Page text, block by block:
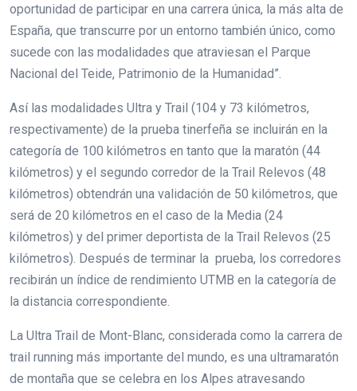
oportunidad de participar en una carrera única, la más alta de
España, que transcurre por un entorno también único, como
sucede con las modalidades que atraviesan el Parque
Nacional del Teide, Patrimonio de la Humanidad”.
Así las modalidades Ultra y Trail (104 y 73 kilómetros,
respectivamente) de la prueba tinerfeña se incluirán en la
categoría de 100 kilómetros en tanto que la maratón (44
kilómetros) y el segundo corredor de la Trail Relevos (48
kilómetros) obtendrán una validación de 50 kilómetros, que
será de 20 kilómetros en el caso de la Media (24
kilómetros) y del primer deportista de la Trail Relevos (25
kilómetros). Después de terminar la prueba, los corredores
recibirán un índice de rendimiento UTMB en la categoría de
la distancia correspondiente.
La Ultra Trail de Mont-Blanc, considerada como la carrera de
trail running más importante del mundo, es una ultramaratón
de montaña que se celebra en los Alpes atravesando